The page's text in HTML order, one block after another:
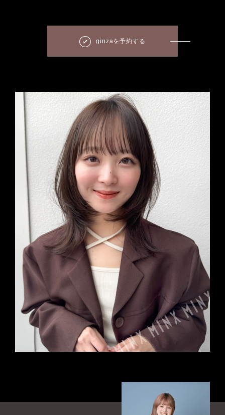
ginzaを予約する